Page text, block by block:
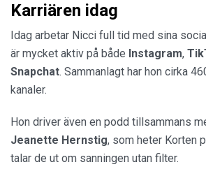
Karriären idag
Idag arbetar Nicci full tid med sina
är mycket aktiv på både Instagram,
Snapchat. Sammanlagt har hon cirka
kanaler.
Hon driver även en podd tillsammans
Jeanette Hernstig, som heter Korten
talar de ut om sanningen utan filter.